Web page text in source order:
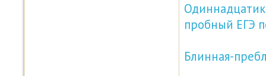
пробный ЕГЭ
Блинная-